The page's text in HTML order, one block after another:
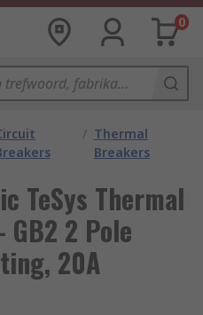
0
/ Thermal
Breakers
TeSys Thermal
2 Pole
20A